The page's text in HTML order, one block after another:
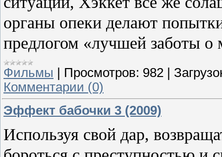
органы опеки делают
предлогом «лучшей заботы о
Фильмы Просмотров: 982
Комментарии (0)
Эффект бабочки 3 (2009)
Используя свой дар,